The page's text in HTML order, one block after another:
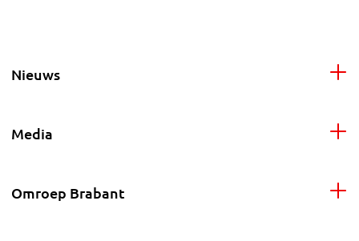
Nieuws
Media
Omroep Brabant